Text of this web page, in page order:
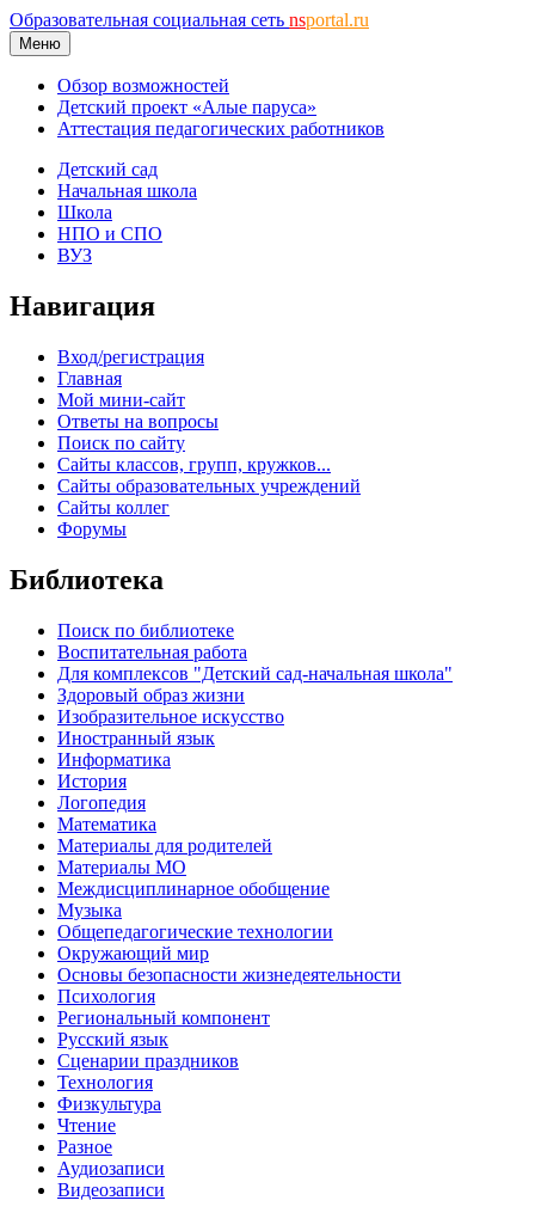
Образовательная социальная сеть nsportal.ru
Меню
Обзор возможностей
Детский проект «Алые паруса»
Аттестация педагогических работников
Детский сад
Начальная школа
Школа
НПО и СПО
ВУЗ
Навигация
Вход/регистрация
Главная
Мой мини-сайт
Ответы на вопросы
Поиск по сайту
Сайты классов, групп, кружков...
Сайты образовательных учреждений
Сайты коллег
Форумы
Библиотека
Поиск по библиотеке
Воспитательная работа
Для комплексов "Детский сад-начальная школа"
Здоровый образ жизни
Изобразительное искусство
Иностранный язык
Информатика
История
Логопедия
Математика
Материалы для родителей
Материалы МО
Междисциплинарное обобщение
Музыка
Общепедагогические технологии
Окружающий мир
Основы безопасности жизнедеятельности
Психология
Региональный компонент
Русский язык
Сценарии праздников
Технология
Физкультура
Чтение
Разное
Аудиозаписи
Видеозаписи